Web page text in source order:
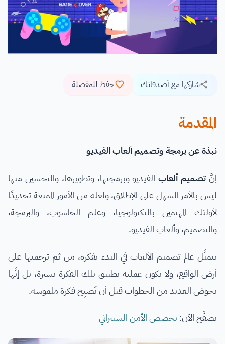
شاركها مع أصدقائك حفظ للمفضلة
المقدمة
نبذة عن برمجة وتصميم ألعاب الفيديو
إنَّتصميم ألعابالفيديو وبرمجتها، وتطويرها، والتحسين منها
ليس بالأمر السهل على الإطلاق، ولعله من الأمور الممتعة تحديدًا
لأولئك المهتمين بالتكنولوجيا، وعلم الحاسوب، والبرمجة،
والتصميم، وألعاب الفيديو.
يتمثَّل عالم تصميم الألعاب في البدء بفكرة، من ثم ترجمتها على
أرض الواقع، ولا تكون عملية تطبيق تلك الفكرة يسيرة، بل إنَّها
تخوض العديد من الخطوات قبل أن تُصبِح فكرة ملموسة.
تصفَّح الآن:تخصص الأمن السيبراني